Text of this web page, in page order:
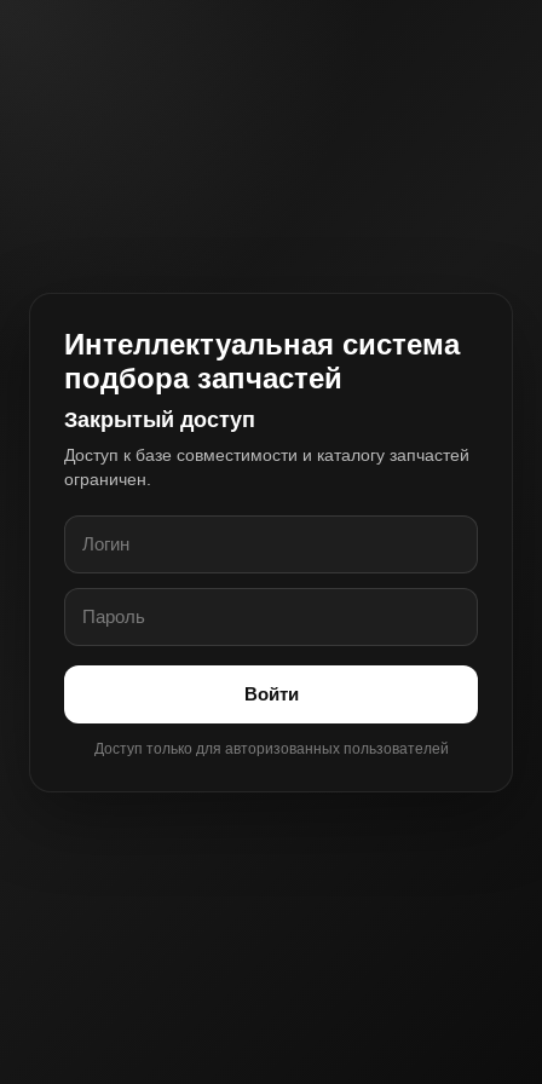
Интеллектуальная система
подбора запчастей
Закрытый доступ
Доступ к базе совместимости и каталогу запчастей
ограничен.
Войти
Доступ только для авторизованных пользователей